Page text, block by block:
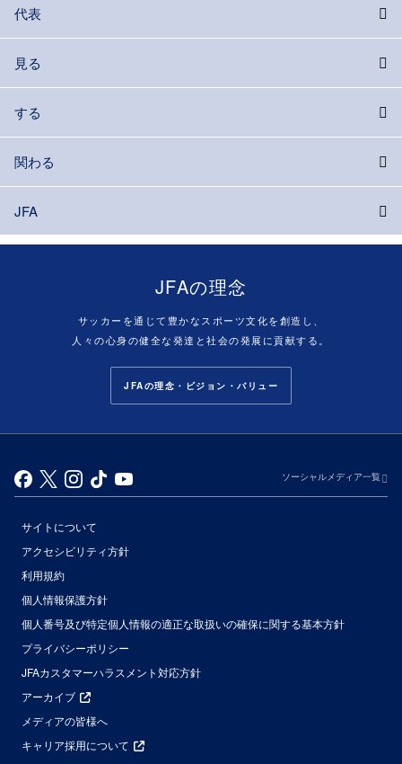
代表
見る
する
関わる
JFA
JFAの理念
サッカーを通じて豊かなスポーツ文化を創造し、
人々の心身の健全な発達と社会の発展に貢献する。
JFAの理念・ビジョン・バリュー
ソーシャルメディア一覧
サイトについて
アクセシビリティ方針
利用規約
個人情報保護方針
個人番号及び特定個人情報の適正な取扱いの確保に関する基本方針
プライバシーポリシー
JFAカスタマーハラスメント対応方針
アーカイブ
メディアの皆様へ
キャリア採用について